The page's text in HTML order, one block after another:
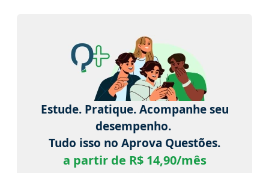
Estude. Pratique. Acompanhe seu
desempenho.
Tudo isso no Aprova Questões.
a partir de R$ 14,90/mês